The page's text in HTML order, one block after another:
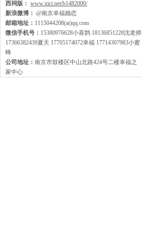
西祠版： www.xici.net/b1482000/
新浪微博： @南京幸福婚恋
邮箱地址： 1115044208(at)qq.com
微信手机号： 15380976628小喜鹊 18136851228沈老师
17366382439夏天 17705174072幸福 17714307983小蜜
蜂
公司地址： 南京市鼓楼区中山北路424号二楼幸福之
家中心